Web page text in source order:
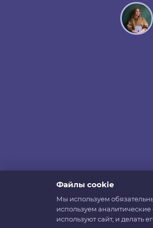
Файлы cookie
Мы используем
используем
используют сайт, и делать